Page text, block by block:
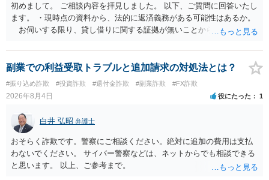
初めまして。 ご相談内容を拝見しました。 以下、ご質問に回答いたし
ます。 ・現時点の資料から、法的に返済義務がある可能性はあるか。
お伺いする限り、貸し借りに関する証拠が無いことから、相手方が
主張や現在の資料を踏まえ、今後どのように対応するのが適切か。
贈与か消費貸借かの争いにおいては、様々な圧力をかけて回収をしよ
うとするケースも散見されます。 ご自身での対応に窮するようであ
れば、代理人を立てることもご検討ください。 ・相手へ送る回答文に
ついてアドバイスをいただけるか。 具体的な回答内容については、
一般的に無料法律相談での対応外になろうかと思います。 法律事務
所にご連絡いただき、対応の可否や費用をご確認ください。
副業での利益受取トラブルと追加請求の対処法とは？
#振り込め詐欺 #投資詐欺 #還付金詐欺 #副業詐欺 #FX詐欺
2026年8月4日 役にたった 1
白井 弘昭 弁護士
おそらく詐欺です。警察にご相談ください。絶対に追加の費用は支払
わないでください。 サイバー警察などは、ネットからでも相談できる
と思います。 以上、ご参考まで。